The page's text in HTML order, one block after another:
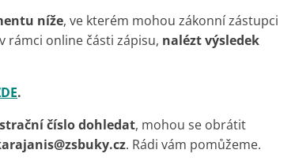
níže, ve kterém mohou zákonní zástupci
rámci online části zápisu, nalézt výsledek
.
číslo dohledat, mohou se obrátit
. Rádi vám pomůžeme.